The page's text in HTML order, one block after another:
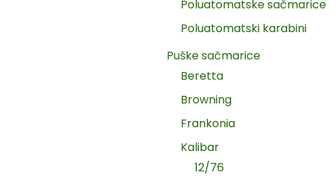
Poluatomatske sačmarice
Poluatomatski karabini
Puške sačmarice
Beretta
Browning
Frankonia
Kalibar
12/76